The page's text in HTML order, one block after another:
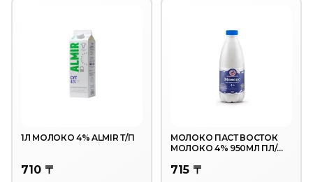
1Л МОЛОКО 4% ALMIR Т/П
710 〒
МОЛОКО ПАСТ ВОСТОК
МОЛОКО 4% 950МЛ ПЛ/
715 〒